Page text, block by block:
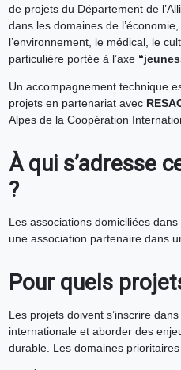
de projets du Département de
dans les domaines de l’économie,
l’environnement, le médical, le
particulière portée à l’axe
Un accompagnement technique
projets en partenariat avec
Alpes de la Coopération
À qui s’adresse
?
Les associations domiciliées
une association partenaire dans
Pour quels
Les projets doivent s’inscrire
internationale et aborder des
durable. Les domaines